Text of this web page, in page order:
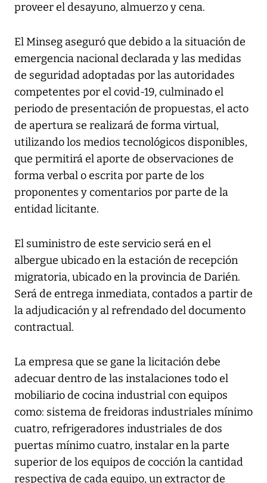
proveer el desayuno, almuerzo y cena.
El Minseg aseguró que debido a la situación de
emergencia nacional declarada y las medidas
de seguridad adoptadas por las autoridades
competentes por el covid-19, culminado el
periodo de presentación de propuestas, el acto
de apertura se realizará de forma virtual,
utilizando los medios tecnológicos disponibles,
que permitirá el aporte de observaciones de
forma verbal o escrita por parte de los
proponentes y comentarios por parte de la
entidad licitante.
El suministro de este servicio será en el
albergue ubicado en la estación de recepción
migratoria, ubicado en la provincia de Darién.
Será de entrega inmediata, contados a partir de
la adjudicación y al refrendado del documento
contractual.
La empresa que se gane la licitación debe
adecuar dentro de las instalaciones todo el
mobiliario de cocina industrial con equipos
como: sistema de freidoras industriales mínimo
cuatro, refrigeradores industriales de dos
puertas mínimo cuatro, instalar en la parte
superior de los equipos de cocción la cantidad
respectiva de cada equipo, un extractor de